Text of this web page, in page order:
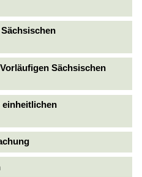
Sächsischen
einheitlichen